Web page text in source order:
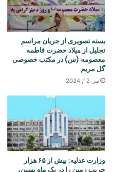
بسته تصویری از جریان مراسم
تجلیل از میلاد حضرت فاطمه
معصومه (س) در مکتب خصوصی
گل مریم
می 12, 2024
وزارت عدلیه: بیش از ۶۵ هزار
جریب زمین را در یک ماه پسین،